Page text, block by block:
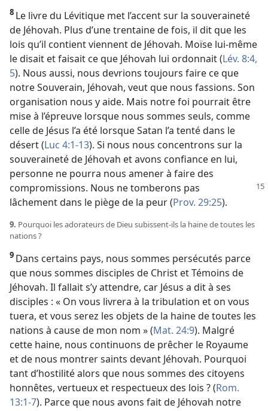
8 Le livre du Lévitique met l’accent sur la souveraineté
de Jéhovah. Plus d’une trentaine de fois, il dit que les
lois qu’il contient viennent de Jéhovah. Moïse lui-​même
le disait et faisait ce que Jéhovah lui ordonnait (Lév. 8:4,
5). Nous aussi, nous devrions toujours faire ce que
notre Souverain, Jéhovah, veut que nous fassions. Son
organisation nous y aide. Mais notre foi pourrait être
mise à l’épreuve lorsque nous sommes seuls, comme
celle de Jésus l’a été lorsque Satan l’a tenté dans le
désert (Luc 4:1-13). Si nous nous concentrons sur la
souveraineté de Jéhovah et avons confiance en lui,
personne ne pourra nous amener à faire des
compromissions. Nous ne tomberons pas
lâchement dans le piège de la peur (Prov. 29:25).
9. Pourquoi les adorateurs de Dieu subissent-​ils la haine de toutes les
nations ?
9 Dans certains pays, nous sommes persécutés parce
que nous sommes disciples de Christ et Témoins de
Jéhovah. Il fallait s’y attendre, car Jésus a dit à ses
disciples : « On vous livrera à la tribulation et on vous
tuera, et vous serez les objets de la haine de toutes les
nations à cause de mon nom » (Mat. 24:9). Malgré
cette haine, nous continuons de prêcher le Royaume
et de nous montrer saints devant Jéhovah. Pourquoi
tant d’hostilité alors que nous sommes des citoyens
honnêtes, vertueux et respectueux des lois ? (Rom.
13:1-7). Parce que nous avons fait de Jéhovah notre